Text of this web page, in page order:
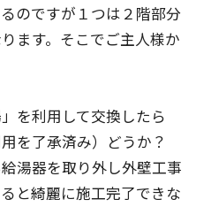
のですが１つは２階部分
ます。そこでご主人様か
を利用して交換したら
を了承済み）どうか？
湯器を取り外し外壁工事
と綺麗に施工完了できな